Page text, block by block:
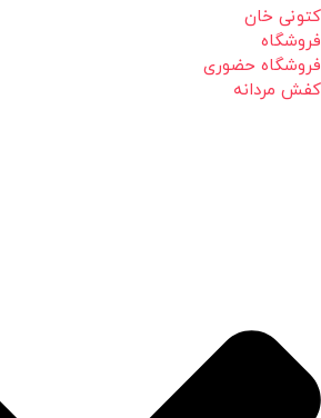
کتونی خان
فروشگاه
فروشگاه حضوری
کفش مردانه